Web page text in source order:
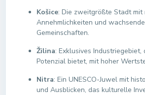
Košice: Die zweitgrößte Stadt mit
Annehmlichkeiten und
Gemeinschaften.
Žilina: Exklusives Industriegebiet,
Potenzial bietet, mit hoher
Nitra: Ein UNESCO-Juwel mit
und Ausblicken, das kulturelle